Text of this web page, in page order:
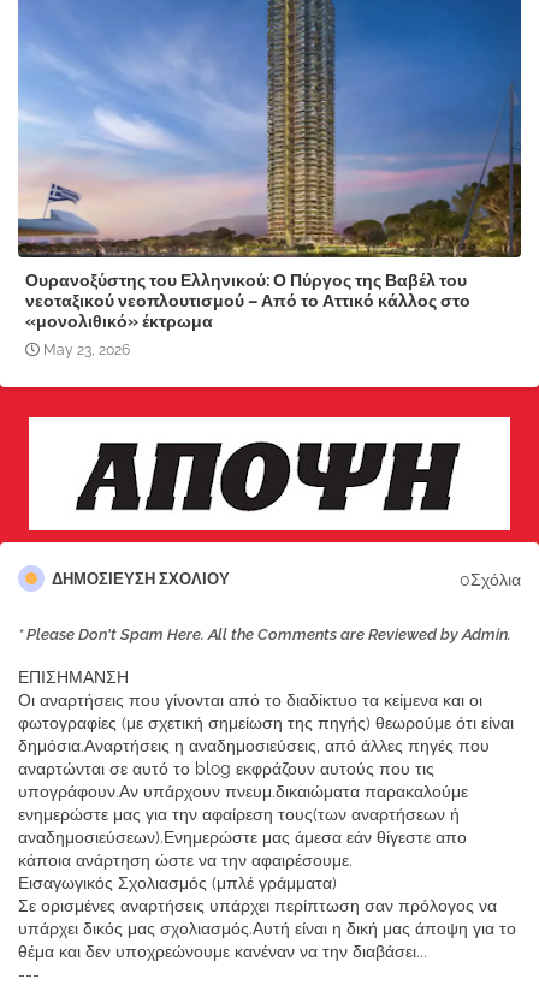
Ουρανοξύστης του Ελληνικού: Ο Πύργος της Βαβέλ του
νεοταξικού νεοπλουτισμού – Από το Αττικό κάλλος στο
«μονολιθικό» έκτρωμα
May 23, 2026
ΔΗΜΟΣΊΕΥΣΗ ΣΧΟΛΊΟΥ 0Σχόλια
* Please Don't Spam Here. All the Comments are Reviewed by Admin.
ΕΠΙΣΗΜΑΝΣΗ
Οι αναρτήσεις που γίνονται από το διαδίκτυο τα κείμενα και οι
φωτογραφίες (με σχετική σημείωση της πηγής) θεωρούμε ότι είναι
δημόσια.Αναρτήσεις η αναδημοσιεύσεις, από άλλες πηγές που
αναρτώνται σε αυτό το blog εκφράζουν αυτούς που τις
υπογράφουν.Αν υπάρχουν πνευμ.δικαιώματα παρακαλούμε
ενημερώστε μας για την αφαίρεση τους(των αναρτήσεων ή
αναδημοσιεύσεων).Ενημερώστε μας άμεσα εάν θίγεστε απο
κάποια ανάρτηση ώστε να την αφαιρέσουμε.
Εισαγωγικός Σχολιασμός (μπλέ γράμματα)
Σε ορισμένες αναρτήσεις υπάρχει περίπτωση σαν πρόλογος να
υπάρχει δικός μας σχολιασμός.Αυτή είναι η δική μας άποψη για το
θέμα και δεν υποχρεώνουμε κανέναν να την διαβάσει...
---